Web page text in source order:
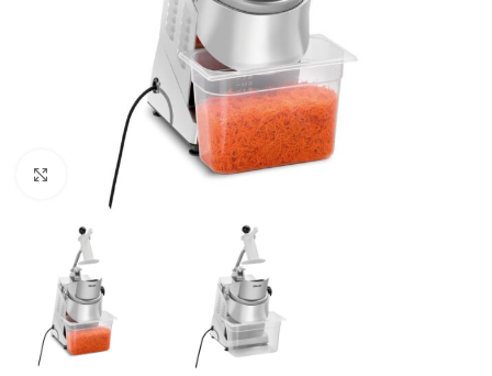
Κλικ για μεγέθυνση